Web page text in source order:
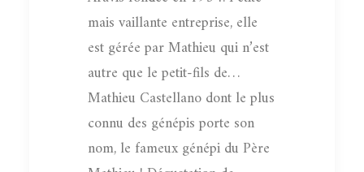
mais vaillante entreprise, elle
est gérée par Mathieu qui n’est
autre que le petit-fils de…
Mathieu Castellano dont le plus
connu des génépis porte son
nom, le fameux génépi du Père